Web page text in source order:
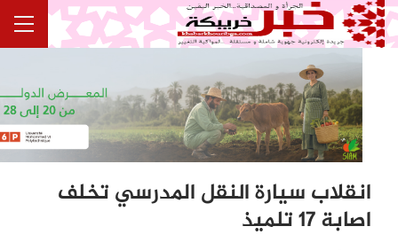
انقلاب سيارة النقل المدرسي تخلف
اصابة 17 تلميذ